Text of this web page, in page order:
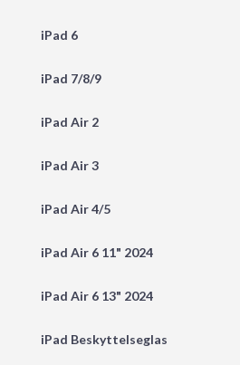
iPad 6
iPad 7/8/9
iPad Air 2
iPad Air 3
iPad Air 4/5
iPad Air 6 11" 2024
iPad Air 6 13" 2024
iPad Beskyttelseglas